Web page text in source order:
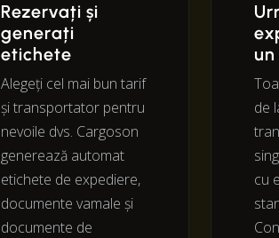
Rezervați și
generați
etichete
Alegeți cel mai bun tarif
și transportator pentru
nevoile dvs. Cargoson
generează automat
etichete de expediere,
documente vamale și
documente de
de
cu